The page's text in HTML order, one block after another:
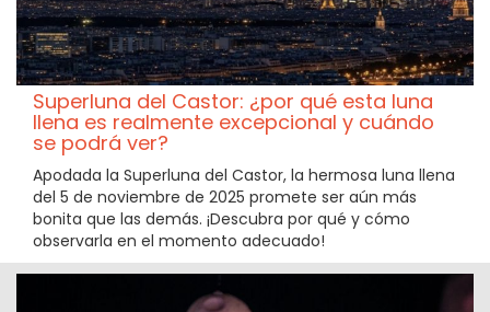
Superluna del Castor: ¿por qué esta luna
llena es realmente excepcional y cuándo
se podrá ver?
Apodada la Superluna del Castor, la hermosa luna llena
del 5 de noviembre de 2025 promete ser aún más
bonita que las demás. ¡Descubra por qué y cómo
observarla en el momento adecuado!